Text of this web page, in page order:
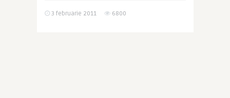
3 februarie 2011 6800